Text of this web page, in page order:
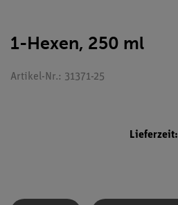
1-Hexen, 250 ml
Artikel-Nr.: 31371-25
Lieferzeit: